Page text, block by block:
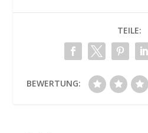
TEILE:
BEWERTUNG: